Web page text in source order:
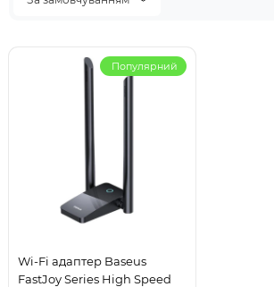
Популярний
Wi-Fi адаптер Baseus
FastJoy Series High Speed